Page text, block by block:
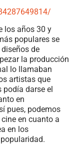
los años 30 y
populares se
de
la producción
lo llamaban
artistas que
podía darse el
en
pues, podemos
en cuanto a
en los